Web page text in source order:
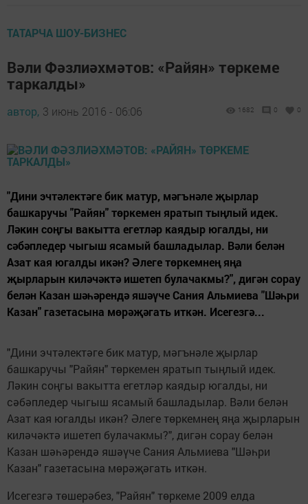
ТАТАРЧА ШОУ-БИЗНЕС
Вәли Фәзлиәхмәтов: «Райян» төркеме
таркалды»
автор, 3 июнь 2016 - 06:06 1682 0 0
"Дини эчтәлектәге бик матур, мәгънәле җырлар
башкаручы "Райян" төркемен яратып тыңлый идек.
Ләкин соңгы вакытта егетләр каядыр югалды, ни
сәбәпледер чыгыш ясамый башладылар. Вәли белән
Азат кая югалды икән? Әлеге төркемнең яңа
җырларын киләчәктә ишетеп булачакмы?", дигән сорау
белән Казан шәһәрендә яшәүче Сания Альмиева "Шәһри
Казан" газетасына мөрәҗәгать иткән. Исегезгә...
"Дини эчтәлектәге бик матур, мәгънәле җырлар
башкаручы "Райян" төркемен яратып тыңлый идек.
Ләкин соңгы вакытта егетләр каядыр югалды, ни
сәбәпледер чыгыш ясамый башладылар. Вәли белән
Азат кая югалды икән? Әлеге төркемнең яңа җырларын
киләчәктә ишетеп булачакмы?", дигән сорау белән
Казан шәһәрендә яшәүче Сания Альмиева "Шәһри
Казан" газетасына мөрәҗәгать иткән.
Исегезгә төшерәбез, "Райян" төркеме 2009 елда